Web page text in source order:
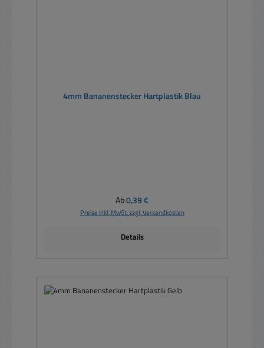
4mm Bananenstecker Hartplastik Blau
Regulärer Preis:
Ab0,39 €
Preise inkl. MwSt. zzgl. Versandkosten
Details